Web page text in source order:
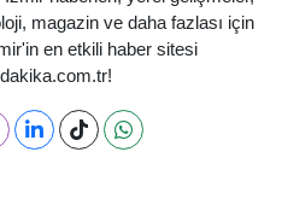
magazin ve daha fazlası için
en etkili haber sitesi